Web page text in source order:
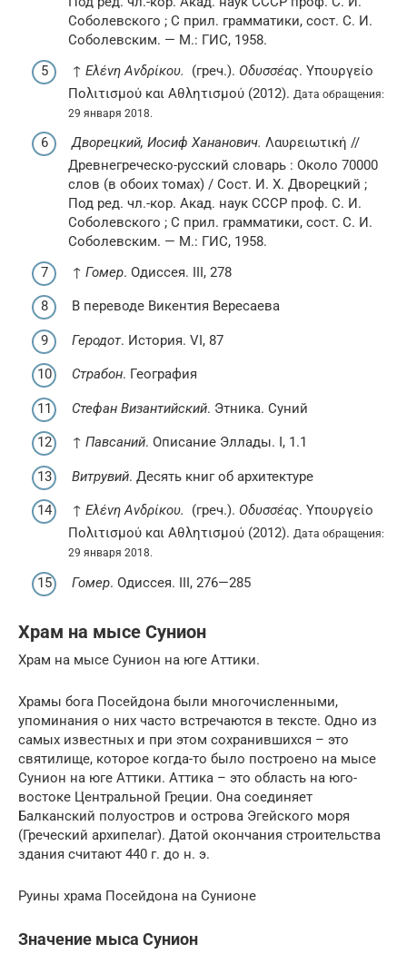
Соболевского ; С прил. грамматики, сост. С. И.
Соболевским. — М.: ГИС, 1958.
↑ Ελένη Ανδρίκου. (греч.). Οδυσσέας. Υπουργείο
Πολιτισμού και Αθλητισμού (2012). Дата обращения:
29 января 2018.
Дворецкий, Иосиф Хананович. Λαυρειωτική //
Древнегреческо-русский словарь : Около 70000
слов (в обоих томах) / Сост. И. Х. Дворецкий ;
Под ред. чл.-кор. Акад. наук СССР проф. С. И.
Соболевского ; С прил. грамматики, сост. С. И.
Соболевским. — М.: ГИС, 1958.
↑ Гомер. Одиссея. III, 278
В переводе Викентия Вересаева
Геродот. История. VI, 87
Страбон. География
Стефан Византийский. Этника. Суний
↑ Павсаний. Описание Эллады. I, 1.1
Витрувий. Десять книг об архитектуре
↑ Ελένη Ανδρίκου. (греч.). Οδυσσέας. Υπουργείο
Πολιτισμού και Αθλητισμού (2012). Дата обращения:
29 января 2018.
Гомер. Одиссея. III, 276—285
Храм на мысе Сунион
Храм на мысе Сунион на юге Аттики.
Храмы бога Посейдона были многочисленными,
упоминания о них часто встречаются в тексте. Одно из
самых известных и при этом сохранившихся – это
святилище, которое когда-то было построено на мысе
Сунион на юге Аттики. Аттика – это область на юго-
востоке Центральной Греции. Она соединяет
Балканский полуостров и острова Эгейского моря
(Греческий архипелаг). Датой окончания строительства
здания считают 440 г. до н. э.
Руины храма Посейдона на Сунионе
Значение мыса Сунион